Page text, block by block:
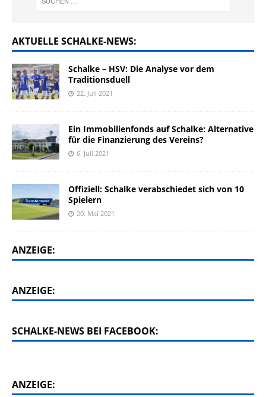
AKTUELLE SCHALKE-NEWS:
Schalke – HSV: Die Analyse vor dem
Traditionsduell
22. Juli 2021
Ein Immobilienfonds auf Schalke: Alternative
für die Finanzierung des Vereins?
6. Juli 2021
Offiziell: Schalke verabschiedet sich von 10
Spielern
20. Mai 2021
ANZEIGE:
ANZEIGE:
SCHALKE-NEWS BEI FACEBOOK:
ANZEIGE: